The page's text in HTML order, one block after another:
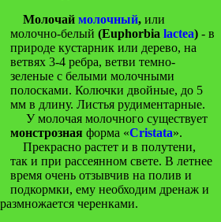
Молочай молочный, или
молочно-белый (Euphorbia lactea) - в
природе кустарник или дерево, на
ветвях 3-4 ребра, ветви темно-
зеленые с белыми молочными
полосками. Колючки двойные, до 5
мм в длину. Листья рудиментарные.
У молочая молочного существует
монстрозная форма «Cristata».
Прекрасно растет и в полутени,
так и при рассеянном свете. В летнее
время очень отзывчив на полив и
подкормки, ему необходим дренаж и
черенками.